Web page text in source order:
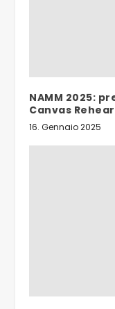
NAMM 2025:
Canvas
16. Gennaio 2025